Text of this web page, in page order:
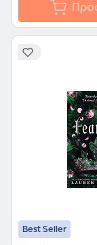
Best Seller